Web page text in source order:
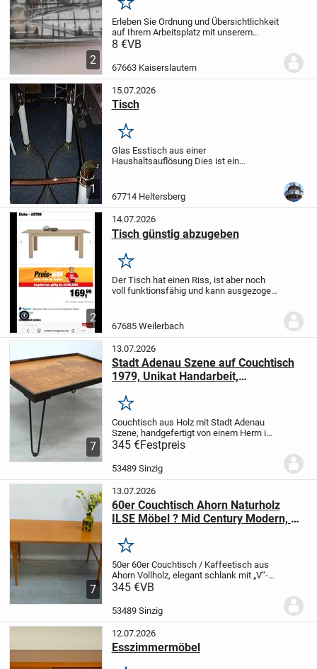
2
Merken
Erleben Sie Ordnung und Übersichtlichkeit
auf Ihrem Arbeitsplatz mit unserem
innovativen Schreibtisch für eine optimale
Tisch ist nicht nur funktional, sondern
8 €VB
67663 Kaiserslautern
1
15.07.2026
Tisch
Merken
Glas Esstisch aus einer
Haushaltsauflösung Dies ist ein
Preis auf Anfrage:
67714 Heltersberg
2
14.07.2026
Tisch günstig abzugeben
Merken
Der Tisch hat einen Riss, ist aber noch
voll funktionsfähig und kann ausgezogen
für 15 EuroBezahlung per Paypal oder...
67685 Weilerbach
7
13.07.2026
Stadt Adenau Szene auf Couchtisch
1979, Unikat Handarbeit,
Merken
Couchtisch aus Holz mit Stadt Adenau
Szene, handgefertigt von einem Herrn im
Januar 1979. Die Marktplatz Szene ist in
Holz gebrannt so wie der Platz damals
war.Das Holzbrett im Rahmen war ein...
345 €Festpreis
53489 Sinzig
7
13.07.2026
60er Couchtisch Ahorn Naturholz
ILSE Möbel ? Mid Century Modern, L
Merken
50er 60er Couchtisch / Kaffeetischaus
Ahorn Vollholz, elegant schlank mit „V“-
Beinen, typisch Mid Century Modern.
auf ILSE-Möbel schließen, erinnert
345 €VB
53489 Sinzig
12.07.2026
Esszimmermöbel